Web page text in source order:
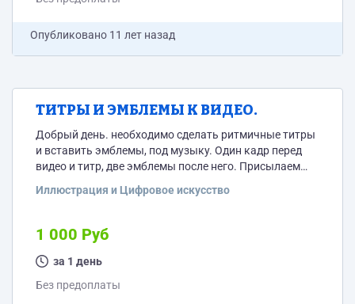
Опубликовано 11 лет назад
ТИТРЫ И ЭМБЛЕМЫ К ВИДЕО.
Добрый день. необходимо сделать ритмичные титры
и вставить эмблемы, под музыку. Один кадр перед
видео и титр, две эмблемы после него. Присылаем
Иллюстрация и Цифровое искусство
1 000 Руб
за 1 день
Без предоплаты